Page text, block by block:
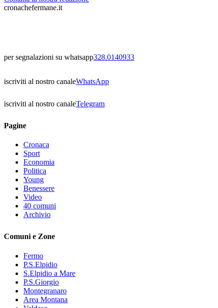
cronachefermane.it
per segnalazioni su whatsapp328.0140933
iscriviti al nostro canaleWhatsApp
iscriviti al nostro canaleTelegram
Pagine
Cronaca
Sport
Economia
Politica
Young
Benessere
Video
40 comuni
Archivio
Comuni e Zone
Fermo
P.S.Elpidio
S.Elpidio a Mare
P.S.Giorgio
Montegranaro
Area Montana